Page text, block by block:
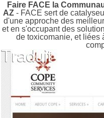
Faire FACE la
AZ - FACE sert de
d'une approche des
et en s'occupant des
de toxicomanie, et liées